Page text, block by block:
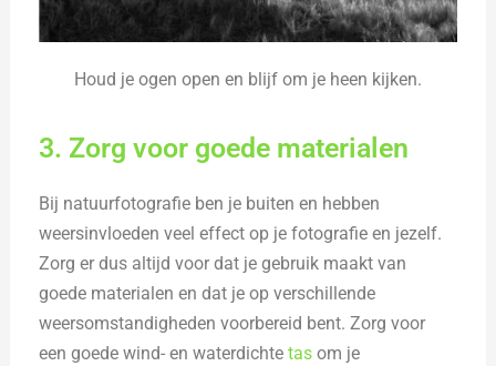
Houd je ogen open en blijf om je heen kijken.
3. Zorg voor goede materialen
Bij natuurfotografie ben je buiten en hebben
weersinvloeden veel effect op je fotografie en jezelf.
Zorg er dus altijd voor dat je gebruik maakt van
goede materialen en dat je op verschillende
weersomstandigheden voorbereid bent. Zorg voor
een goede wind- en waterdichtetas om je